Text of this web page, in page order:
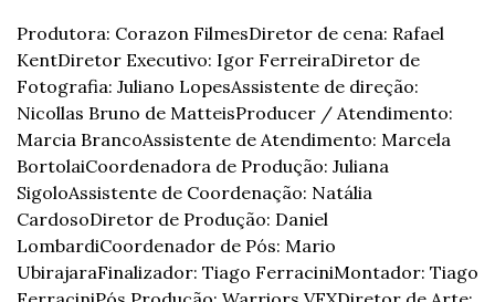
Produtora: Corazon FilmesDiretor de cena: Rafael
KentDiretor Executivo: Igor FerreiraDiretor de
Fotografia: Juliano LopesAssistente de direção:
Nicollas Bruno de MatteisProducer / Atendimento:
Marcia BrancoAssistente de Atendimento: Marcela
BortolaiCoordenadora de Produção: Juliana
SigoloAssistente de Coordenação: Natália
CardosoDiretor de Produção: Daniel
LombardiCoordenador de Pós: Mario
UbirajaraFinalizador: Tiago FerraciniMontador: Tiago